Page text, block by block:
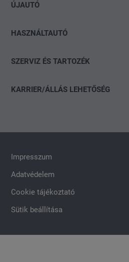
Audi
CUPRA
ÚJAUTÓ
Ajánlatok és akciók
Konfigurálás
HASZNÁLTAUTÓ
Részletes keresés
SZERVIZ ÉS TARTOZÉK
Szervizidőpont-foglalás
KARRIER/ÁLLÁS LEHETŐSÉG
Impresszum
Adatvédelem
Cookie tájékoztató
Sütik beállítása